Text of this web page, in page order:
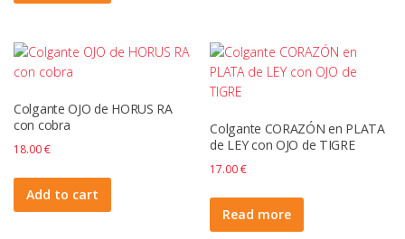
Colgante OJO de HORUS RA
con cobra
18.00€
Add to cart
Colgante CORAZÓN en PLATA
de LEY con OJO de TIGRE
17.00€
Read more